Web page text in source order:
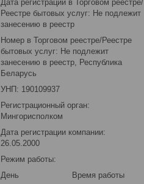
Дата регистрации в Торговом реестре/
Реестре бытовых услуг: Не подлежит
занесению в реестр
Номер в Торговом реестре/Реестре
бытовых услуг: Не подлежит
занесению в реестр, Республика
Беларусь
УНП: 190109937
Регистрационный орган:
Мингорисполком
Дата регистрации компании:
26.05.2000
Режим работы:
День
Время работы